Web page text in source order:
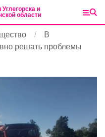
Углегорска и
области
В
решать проблемы